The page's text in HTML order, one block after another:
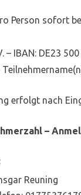
Person sofort
– IBAN: DE23
erfolgt nach
–
Reuning